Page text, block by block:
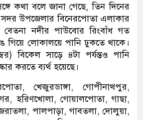
কথা বলে জানা গেছে, তিন দিনের
সদর উপজেলার বিনেরপোতা এলাকার
বেতনা নদীর পাউবোর রিংবাঁধ গত
গিয়ে লোকালয়ে পানি ঢুকতে থাকে।
বিকেল সাড়ে ৪টা পর্যন্তও পানি
করতে ব্যর্থ হয়েছে।
খেজুরডাঙ্গা, গোপীনাথপুর,
হরিণখোলা, গোয়ালপোতা, গাছা,
পালপাড়া, গাবতলা, দোলুয়া,